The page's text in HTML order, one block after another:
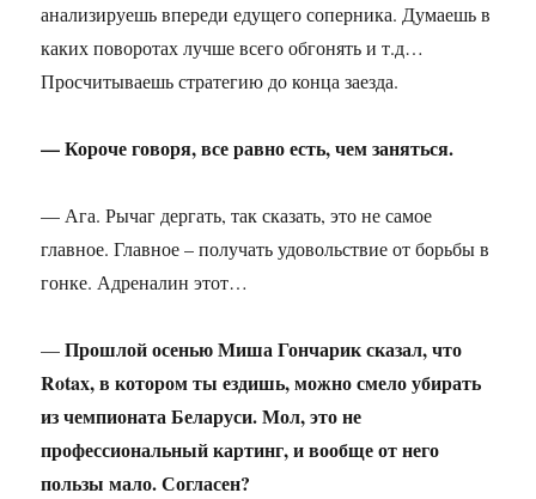
анализируешь впереди едущего соперника. Думаешь в
каких поворотах лучше всего обгонять и т.д…
Просчитываешь стратегию до конца заезда.
— Короче говоря, все равно есть, чем заняться.
— Ага. Рычаг дергать, так сказать, это не самое
главное. Главное – получать удовольствие от борьбы в
гонке. Адреналин этот…
—Прошлой осенью Миша Гончарик сказал, что
Rotax, в котором ты ездишь, можно смело убирать
из чемпионата Беларуси. Мол, это не
профессиональный картинг, и вообще от него
пользы мало. Согласен?